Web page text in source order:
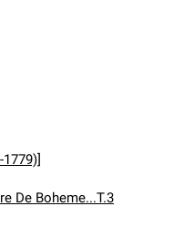
De Boheme...T.3